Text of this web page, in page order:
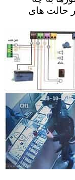
حالت های